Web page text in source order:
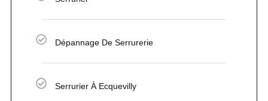
Dépannage De Serrurerie
Serrurier À Ecquevilly